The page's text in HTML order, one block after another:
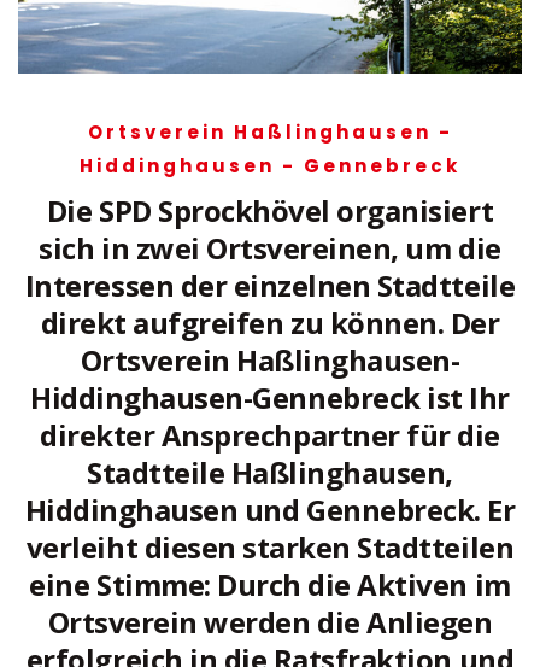
Ortsverein Haßlinghausen -
Hiddinghausen - Gennebreck
Die SPD Sprockhövel organisiert
sich in zwei Ortsvereinen, um die
Interessen der einzelnen Stadtteile
direkt aufgreifen zu können. Der
Ortsverein Haßlinghausen-
Hiddinghausen-Gennebreck ist Ihr
direkter Ansprechpartner für die
Stadtteile Haßlinghausen,
Hiddinghausen und Gennebreck. Er
verleiht diesen starken Stadtteilen
eine Stimme: Durch die Aktiven im
Ortsverein werden die Anliegen
erfolgreich in die Ratsfraktion und